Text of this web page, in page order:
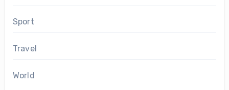
Sport
Travel
World